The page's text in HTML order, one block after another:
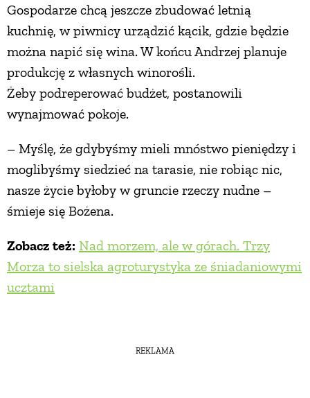
Gospodarze chcą jeszcze zbudować letnią
kuchnię, w piwnicy urządzić kącik, gdzie będzie
można napić się wina. W końcu Andrzej planuje
produkcję z własnych winorośli.
Żeby podreperować budżet, postanowili
wynajmować pokoje.
– Myślę, że gdybyśmy mieli mnóstwo pieniędzy i
moglibyśmy siedzieć na tarasie, nie robiąc nic,
nasze życie byłoby w gruncie rzeczy nudne –
śmieje się Bożena.
Zobacz też: Nad morzem, ale w górach. Trzy
Morza to sielska agroturystyka ze śniadaniowymi
ucztami
REKLAMA